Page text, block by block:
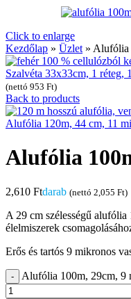
Click to enlarge
Kezdőlap » Üzlet » Alufólia
Szalvéta 33x33cm, 1 réteg,
(nettó 953 Ft)
Back to products
Alufólia 120m, 44 cm, 11
Alufólia
2,610 Ftdarab (nettó 2,055 Ft)
A 29 cm szélességű
élelmiszerek
Erős és tartós 9 mikronos
Alufólia 100m, 29cm, 9